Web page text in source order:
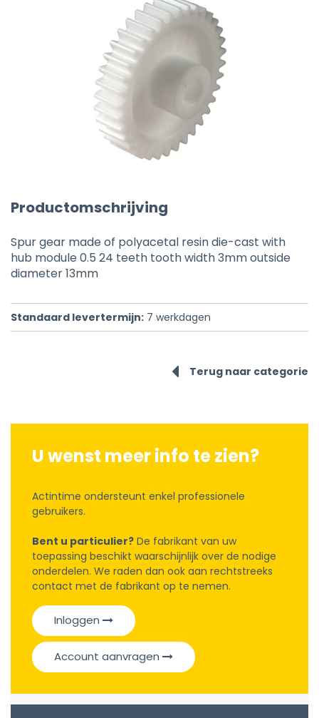
Productomschrijving
Spur gear made of polyacetal resin die-cast with
hub module 0.5 24 teeth tooth width 3mm outside
diameter 13mm
Standaard levertermijn: 7 werkdagen
Terug naar categorie
U wenst meer info te zien?
Actintime ondersteunt enkel professionele
gebruikers.
Bent u particulier? De fabrikant van uw
toepassing beschikt waarschijnlijk over de nodige
onderdelen. We raden dan ook aan rechtstreeks
contact met de fabrikant op te nemen.
Inloggen
Account aanvragen